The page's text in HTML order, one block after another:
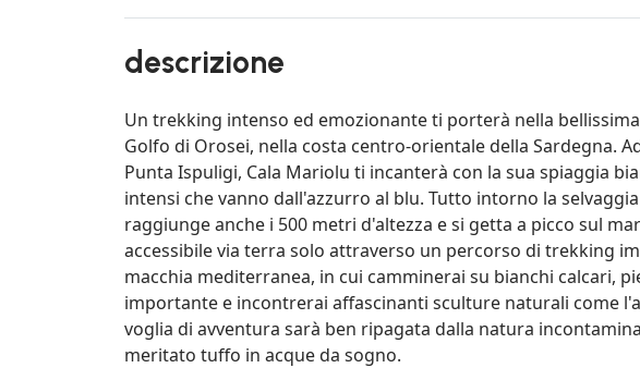
descrizione
Un trekking intenso ed emozionante ti porterà nella
Golfo di Orosei, nella costa centro-orientale della Sardegna.
Punta Ispuligi, Cala Mariolu ti incanterà con la sua spiaggia
intensi che vanno dall'azzurro al blu. Tutto intorno la
raggiunge anche i 500 metri d'altezza e si getta a picco sul
accessibile via terra solo attraverso un percorso di trekking
macchia mediterranea, in cui camminerai su bianchi calcari,
importante e incontrerai affascinanti sculture naturali come
voglia di avventura sarà ben ripagata dalla natura
meritato tuffo in acque da sogno.